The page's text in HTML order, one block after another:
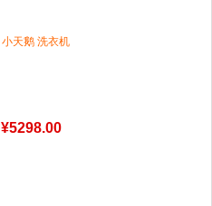
小天鹅 洗衣机
¥5298.00